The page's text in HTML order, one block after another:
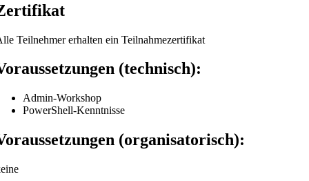
Teilnehmer erhalten ein Teilnahmezertifikat
(technisch):
Admin-Workshop
PowerShell-Kenntnisse
(organisatorisch):